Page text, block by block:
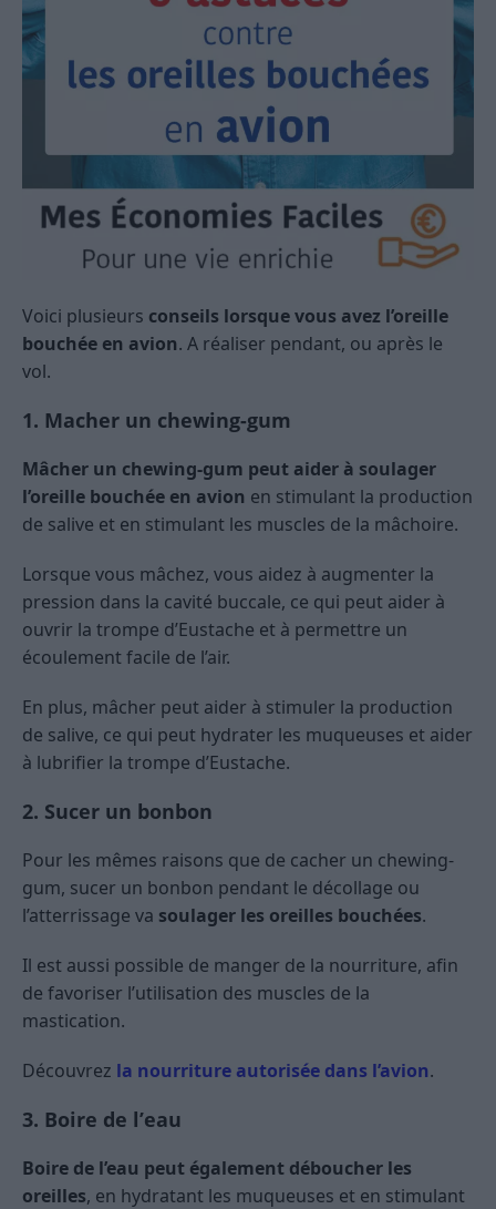
Voici plusieurs conseils lorsque vous avez l’oreille
bouchée en avion. A réaliser pendant, ou après le
vol.
1. Macher un chewing-gum
Mâcher un chewing-gum peut aider à soulager
l’oreille bouchée en avion en stimulant la production
de salive et en stimulant les muscles de la mâchoire.
Lorsque vous mâchez, vous aidez à augmenter la
pression dans la cavité buccale, ce qui peut aider à
ouvrir la trompe d’Eustache et à permettre un
écoulement facile de l’air.
En plus, mâcher peut aider à stimuler la production
de salive, ce qui peut hydrater les muqueuses et aider
à lubrifier la trompe d’Eustache.
2. Sucer un bonbon
Pour les mêmes raisons que de cacher un chewing-
gum, sucer un bonbon pendant le décollage ou
l’atterrissage va soulager les oreilles bouchées.
Il est aussi possible de manger de la nourriture, afin
de favoriser l’utilisation des muscles de la
mastication.
Découvrez la nourriture autorisée dans l’avion.
3. Boire de l’eau
Boire de l’eau peut également déboucher les
oreilles, en hydratant les muqueuses et en stimulant